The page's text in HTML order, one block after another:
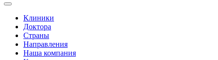
Клиники
Доктора
Страны
Направления
Наша компания